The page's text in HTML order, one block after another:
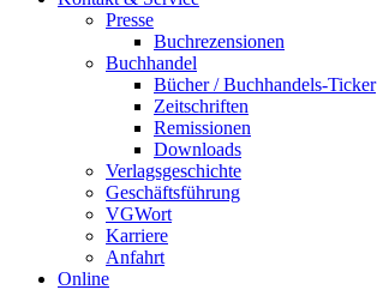
Presse
Buchrezensionen
Buchhandel
Bücher / Buchhandels-Ticker
Zeitschriften
Remissionen
Downloads
Verlagsgeschichte
Geschäftsführung
VGWort
Karriere
Anfahrt
Online